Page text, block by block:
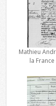
Mathieu
la